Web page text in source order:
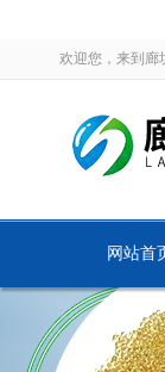
欢迎您，来到廊
网站首